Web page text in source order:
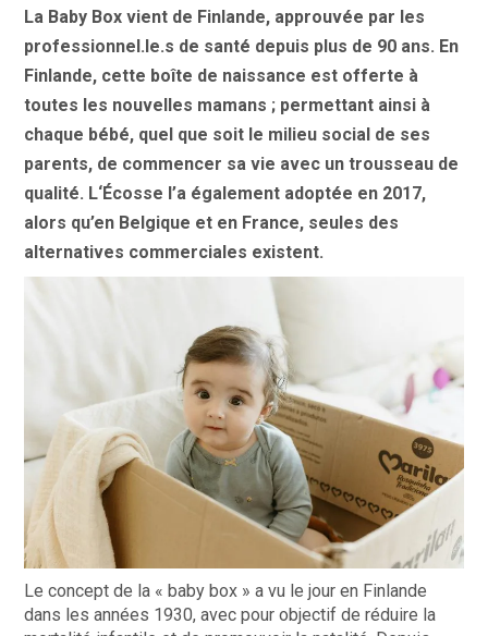
La Baby Box vient de Finlande, approuvée par les
professionnel.le.s de santé depuis plus de 90 ans. En
Finlande, cette boîte de naissance est offerte à
toutes les nouvelles mamans ; permettant ainsi à
chaque bébé, quel que soit le milieu social de ses
parents, de commencer sa vie avec un trousseau de
qualité. L‘Écosse l’a également adoptée en 2017,
alors qu’en Belgique et en France, seules des
alternatives commerciales existent.
Le concept de la « baby box » a vu le jour en Finlande
dans les années 1930, avec pour objectif de réduire la